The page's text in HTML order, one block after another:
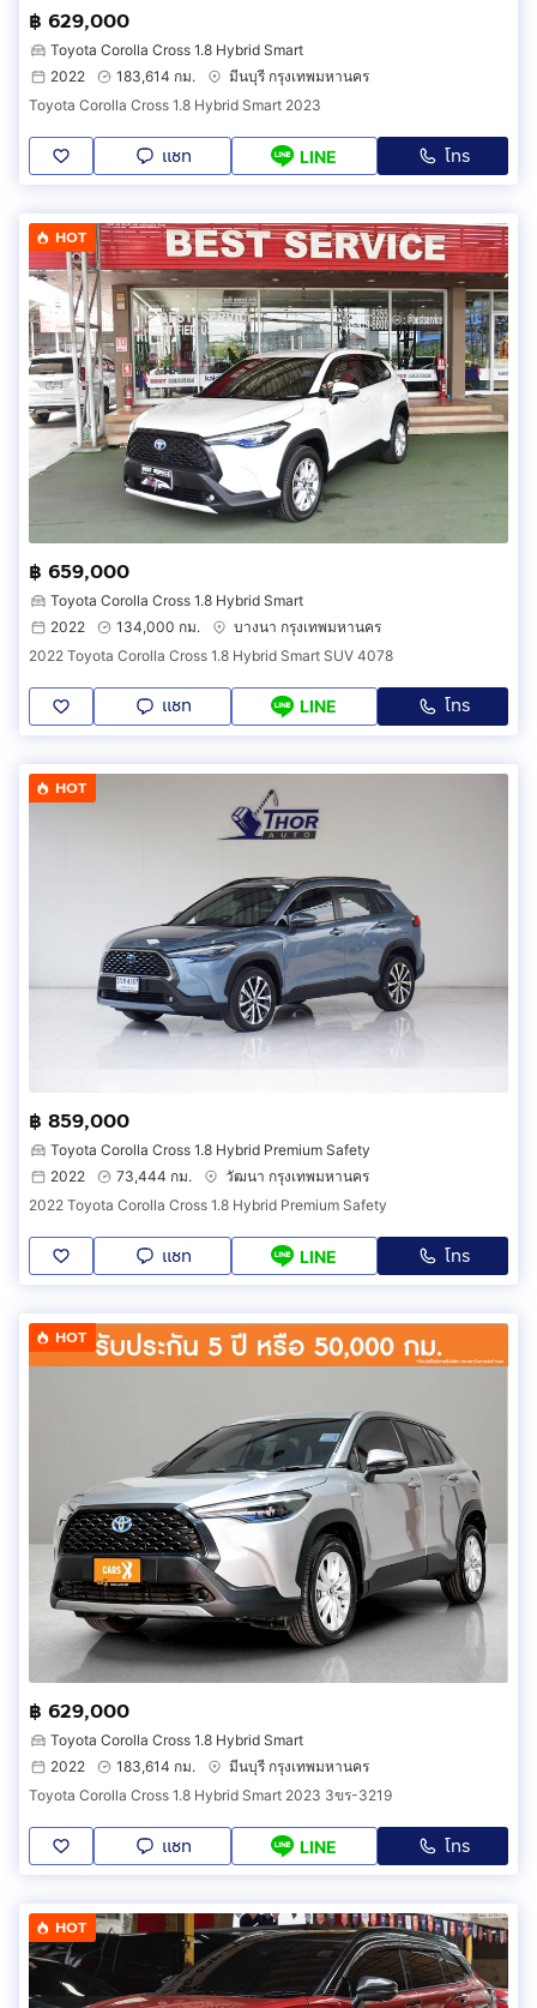
฿ 629,000
Toyota Corolla Cross 1.8 Hybrid Smart
2022
183,614 กม.
มีนบุรี กรุงเทพมหานคร
Toyota Corolla Cross 1.8 Hybrid Smart 2023
แชท LINE โทร
HOT
฿ 659,000
Toyota Corolla Cross 1.8 Hybrid Smart
2022
134,000 กม.
บางนา กรุงเทพมหานคร
2022 Toyota Corolla Cross 1.8 Hybrid Smart SUV 4078
แชท LINE โทร
HOT
฿ 859,000
Toyota Corolla Cross 1.8 Hybrid Premium Safety
2022
73,444 กม.
วัฒนา กรุงเทพมหานคร
2022 Toyota Corolla Cross 1.8 Hybrid Premium Safety
แชท LINE โทร
HOT
฿ 629,000
Toyota Corolla Cross 1.8 Hybrid Smart
2022
183,614 กม.
มีนบุรี กรุงเทพมหานคร
Toyota Corolla Cross 1.8 Hybrid Smart 2023 3ขร-3219
แชท LINE โทร
HOT